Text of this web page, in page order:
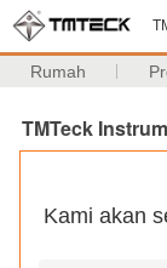
Rumah
TMTeck
Kami akan